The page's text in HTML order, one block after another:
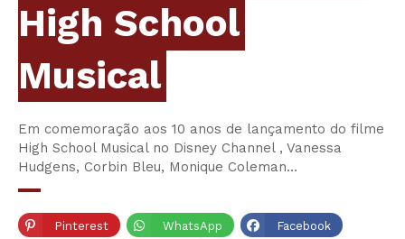
High School
Musical
Em comemoração aos 10 anos de lançamento do filme
High School Musical no Disney Channel , Vanessa
Hudgens, Corbin Bleu, Monique Coleman…
Pinterest WhatsApp Facebook